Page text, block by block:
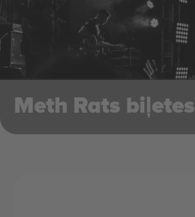
Meth Rats biļetes